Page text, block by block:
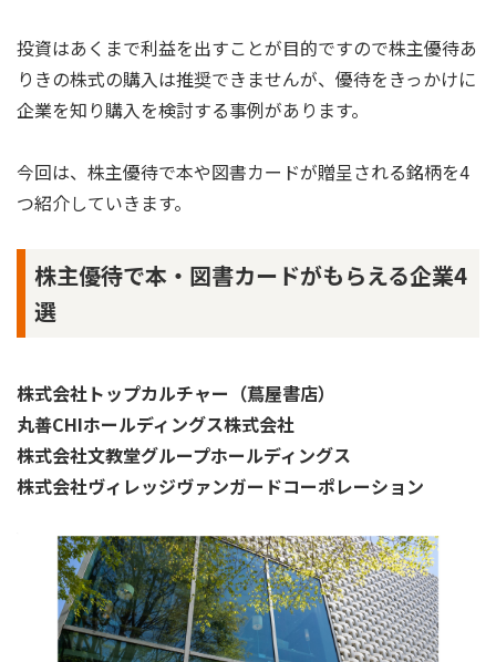
投資はあくまで利益を出すことが目的ですので株主優待あ
りきの株式の購入は推奨できませんが、優待をきっかけに
企業を知り購入を検討する事例があります。
今回は、株主優待で本や図書カードが贈呈される銘柄を4
つ紹介していきます。
株主優待で本・図書カードがもらえる企業4
選
株式会社トップカルチャー（蔦屋書店）
丸善CHIホールディングス株式会社
株式会社文教堂グループホールディングス
株式会社ヴィレッジヴァンガードコーポレーション